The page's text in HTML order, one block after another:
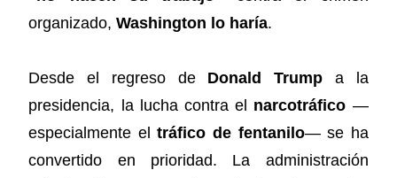
organizado,Washington lo haría.
Desde el regreso de Donald Trump a la
presidencia, la lucha contra el narcotráfico —
especialmente eltráfico de fentanilo— se ha
convertido en prioridad. La administración